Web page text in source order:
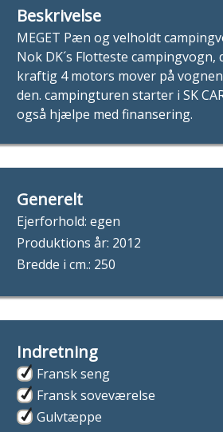
Beskrivelse
MEGET Pæn og velholdt
Nok DK´s Flotteste
kraftig 4 motors mover på
den. campingturen starter i SK
også hjælpe med finansering.
Generelt
Ejerforhold: egen
Produktions år: 2012
Bredde i cm.: 250
Indretning
Fransk seng
Fransk soveværelse
Gulvtæppe